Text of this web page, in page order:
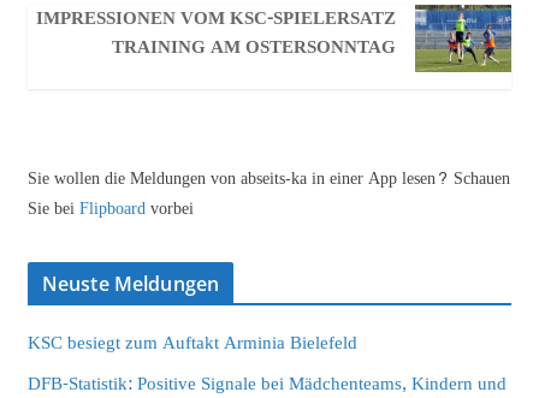
IMPRESSIONEN VOM KSC-SPIELERSATZ
TRAINING AM OSTERSONNTAG
Sie wollen die Meldungen von abseits-ka in einer App lesen? Schauen
Sie beiFlipboardvorbei
Neuste Meldungen
KSC besiegt zum Auftakt Arminia Bielefeld
DFB-Statistik: Positive Signale bei Mädchenteams, Kindern und